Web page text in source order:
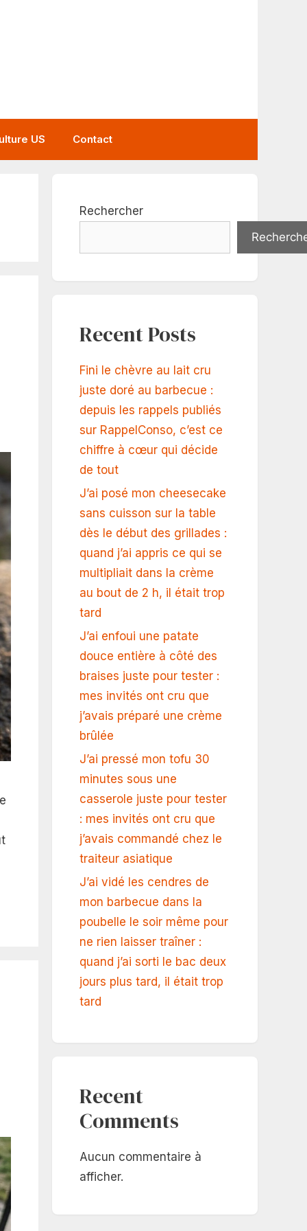
US Contact
Rechercher
Recent Posts
Fini le chèvre au lait cru
juste doré au barbecue :
depuis les rappels publiés
sur RappelConso, c’est ce
chiffre à cœur qui décide
de tout
J’ai posé mon cheesecake
sans cuisson sur la table
dès le début des grillades :
quand j’ai appris ce qui se
multipliait dans la crème
au bout de 2 h, il était trop
tard
J’ai enfoui une patate
douce entière à côté des
braises juste pour tester :
mes invités ont cru que
j’avais préparé une crème
brûlée
J’ai pressé mon tofu 30
minutes sous une
casserole juste pour tester
: mes invités ont cru que
j’avais commandé chez le
traiteur asiatique
J’ai vidé les cendres de
mon barbecue dans la
poubelle le soir même pour
ne rien laisser traîner :
quand j’ai sorti le bac deux
jours plus tard, il était trop
tard
Recent
Comments
Aucun commentaire à
afficher.